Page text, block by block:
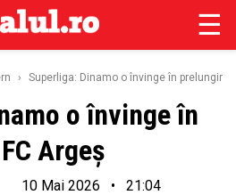
☰
› Superliga: Dinamo o învinge în prelungiri
o învinge în
Argeș
10 Mai 2026 • 21:04